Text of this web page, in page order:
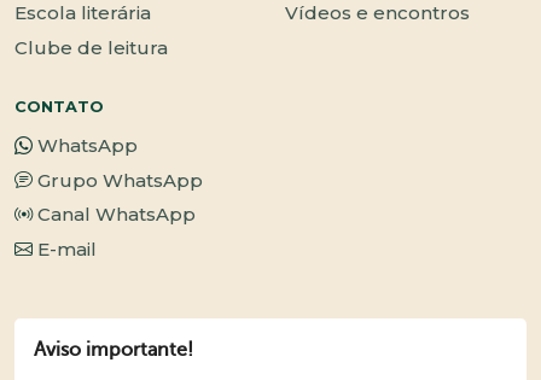
Escola literária
Clube de leitura
Vídeos e encontros
CONTATO
WhatsApp
Grupo WhatsApp
Canal WhatsApp
E-mail
Aviso importante!